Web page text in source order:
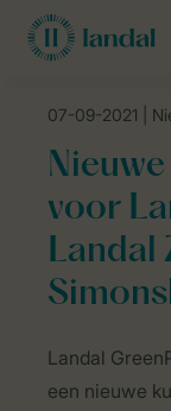
Landal Camping
07-09-2021 |
voor
Landal
ZTN
Overview
Landal
een nieuwe